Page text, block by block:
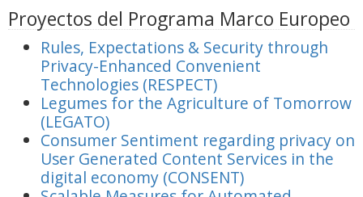
Proyectos del Programa Marco Europeo
Rules, Expectations & Security through
Privacy-Enhanced Convenient
Technologies (RESPECT)
Legumes for the Agriculture of Tomorrow
(LEGATO)
Consumer Sentiment regarding privacy on
User Generated Content Services in the
digital economy (CONSENT)